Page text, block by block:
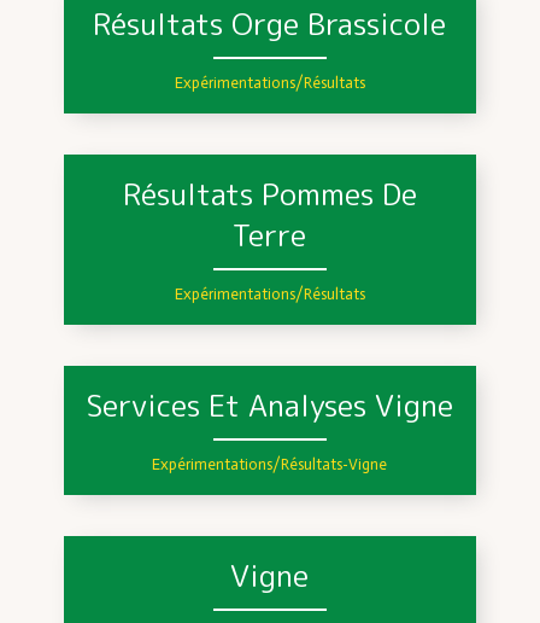
Résultats Orge Brassicole
Expérimentations/Résultats
Résultats Pommes De
Terre
Expérimentations/Résultats
Services Et Analyses Vigne
Expérimentations/Résultats-Vigne
Vigne